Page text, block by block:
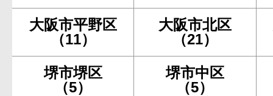
大阪市平野区
（11）
大阪市北区
（21）
堺市堺区
（5）
堺市中区
（5）